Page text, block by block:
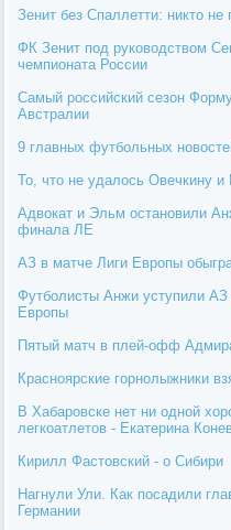
Зенит без Спаллетти: никто не
ФК Зенит под руководством
чемпионата России
Самый российский сезон
Австралии
9 главных футбольных
То, что не удалось Овечкину и
Адвокат и Эльм остановили
финала ЛЕ
АЗ в матче Лиги Европы
Футболисты Анжи уступили
Европы
Пятый матч в плей-офф
Красноярские горнолыжники
В Хабаровске нет ни одной
легкоатлетов - Екатерина
Кирилл Фастовский - о Сибири
Нагнули Ули. Как посадили
Германии